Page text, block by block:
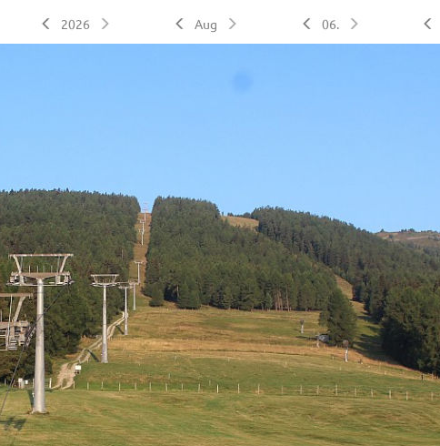
2026 Aug 06.